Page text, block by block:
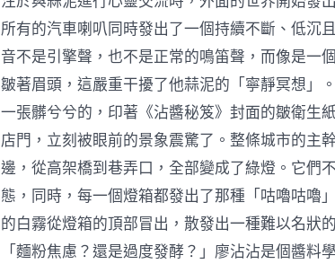
軍
國
主
義”
妄
動〉
中
所有的汽車喇叭同時發出了一個持續不斷、低
音不是引擎聲，也不是正常的鳴笛聲，而像是一
皺著眉頭，這嚴重干擾了他蒜泥的「寧靜冥想」
一張髒兮兮的，印著《沾醬秘笈》封面的皺衛生
店門，立刻被眼前的景象震驚了。整條城市的主
邊，從高架橋到巷弄口，全部變成了綠燈。它們
態，同時，每一個燈箱都發出了那種「咕嚕咕嚕
的白霧從燈箱的頂部冒出，散發出一種難以名狀
「麵粉焦慮？還是過度發酵？」廖沾沾是個醬